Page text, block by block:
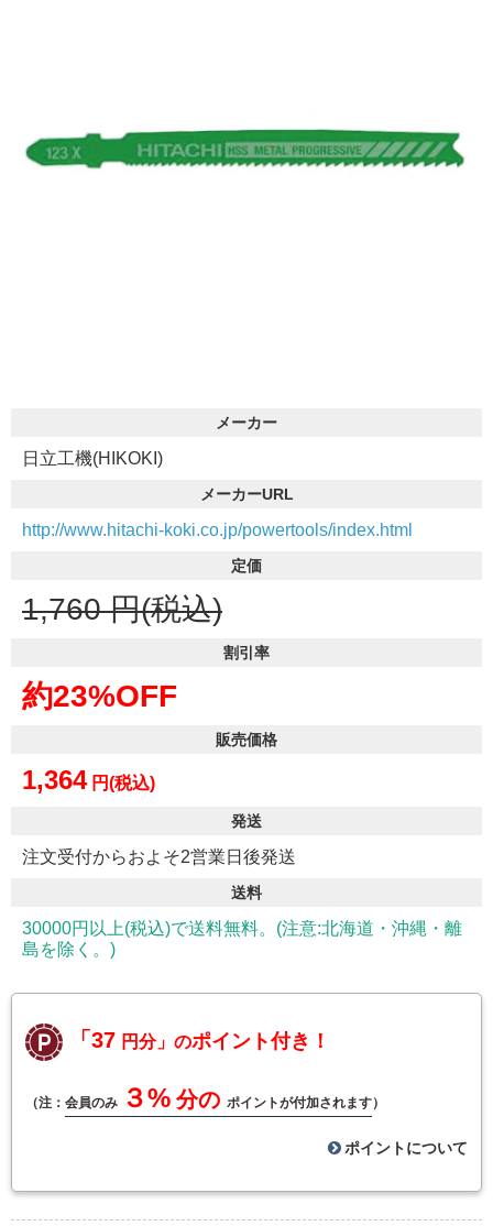
メーカー
日立工機(HIKOKI)
メーカーURL
http://www.hitachi-koki.co.jp/powertools/index.html
定価
1,760 円(税込)
割引率
約23%OFF
販売価格
1,364 円(税込)
発送
注文受付からおよそ2営業日後発送
送料
30000円以上(税込)で送料無料。(注意:北海道・沖縄・離
島を除く。)
「37 円分」のポイント付き！
（注： 会員のみ ３% 分の ポイントが付加されます）
ポイントについて